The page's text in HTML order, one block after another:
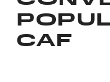
CAF